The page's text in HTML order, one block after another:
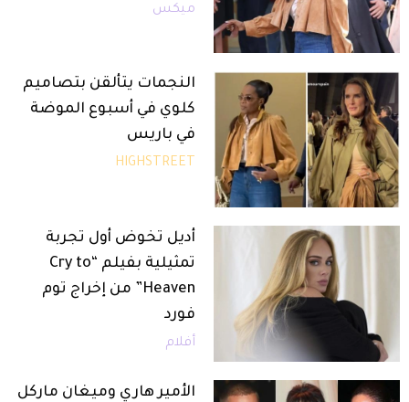
ميكس
النجمات يتألقن بتصاميم
كلوي في أسبوع الموضة
في باريس
HIGHSTREET
أديل تخوض أول تجربة
تمثيلية بفيلم “Cry to
Heaven” من إخراج توم
فورد
أفلام
الأمير هاري وميغان ماركل